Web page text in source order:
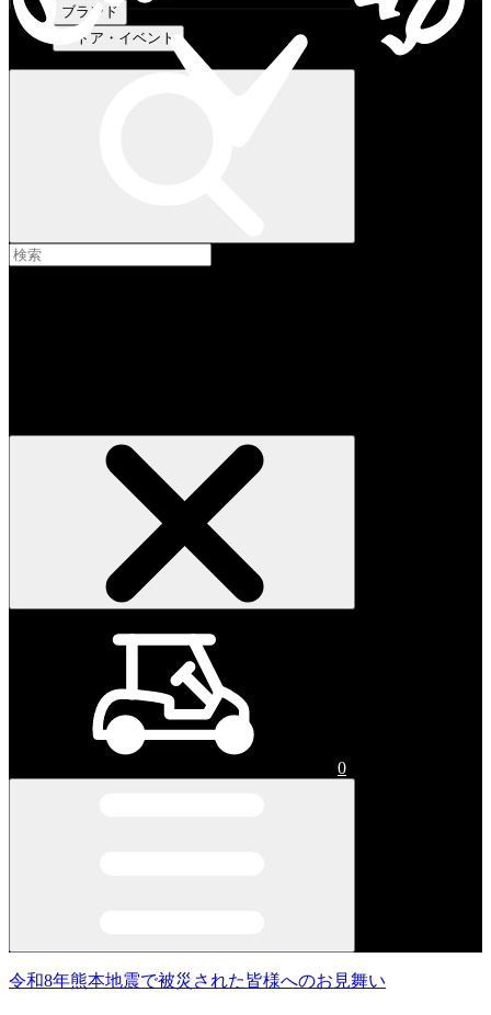
ブランド
ストア・イベント
0
令和8年熊本地震で被災された皆様へのお見舞い